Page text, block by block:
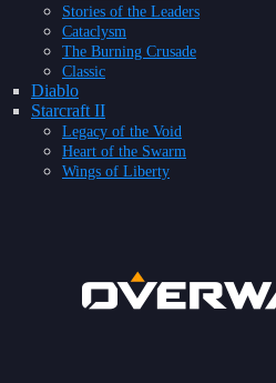
Stories of the Leaders
Cataclysm
The Burning Crusade
Classic
Diablo
Starcraft II
Legacy of the Void
Heart of the Swarm
Wings of Liberty